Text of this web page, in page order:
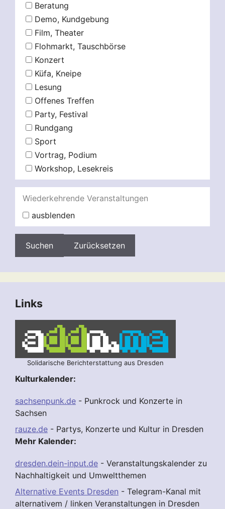
Beratung
Demo, Kundgebung
Film, Theater
Flohmarkt, Tauschbörse
Konzert
Küfa, Kneipe
Lesung
Offenes Treffen
Party, Festival
Rundgang
Sport
Vortrag, Podium
Workshop, Lesekreis
Wiederkehrende Veranstaltungen
ausblenden
Zurücksetzen
Links
Solidarische Berichterstattung aus Dresden
Kulturkalender:
sachsenpunk.de - Punkrock und Konzerte in
Sachsen
rauze.de - Partys, Konzerte und Kultur in Dresden
Mehr Kalender:
dresden.dein-input.de - Veranstaltungskalender zu
Nachhaltigkeit und Umweltthemen
Alternative Events Dresden - Telegram-Kanal mit
alternativem / linken Veranstaltungen in Dresden